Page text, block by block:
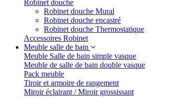
Robinet douche
Robinet douche Mural
Robinet douche encastré
Robinet douche Thermostatique
Accessoires Robinet
Meuble salle de bain
Meuble Salle de bain simple vasque
Meuble de salle de bain double vasque
Pack meuble
Tiroir et armoire de rangement
Miroir éclairant / Miroir grossissant